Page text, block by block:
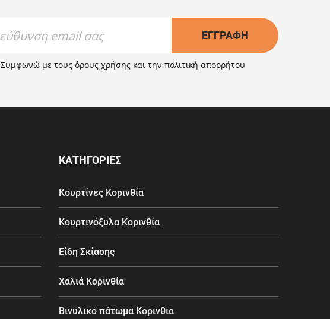
ΕΓΓΡΑΦΉ
Συμφωνώ με τους όρους χρήσης και την πολιτική απορρήτου
ΚΑΤΗΓΟΡΙΕΣ
Κουρτίνες Κορινθία
Κουρτινόξυλα Κορινθία
Είδη Σκίασης
Χαλιά Κορινθία
Βινυλικό πάτωμα Κορινθία